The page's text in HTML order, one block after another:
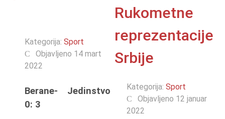
Kategorija: Sport
Objavljeno 14 mart
2022
Berane- Jedinstvo
0: 3
Rukometne
reprezentacije
Srbije
Kategorija:Sport
Objavljeno 12 januar
2022